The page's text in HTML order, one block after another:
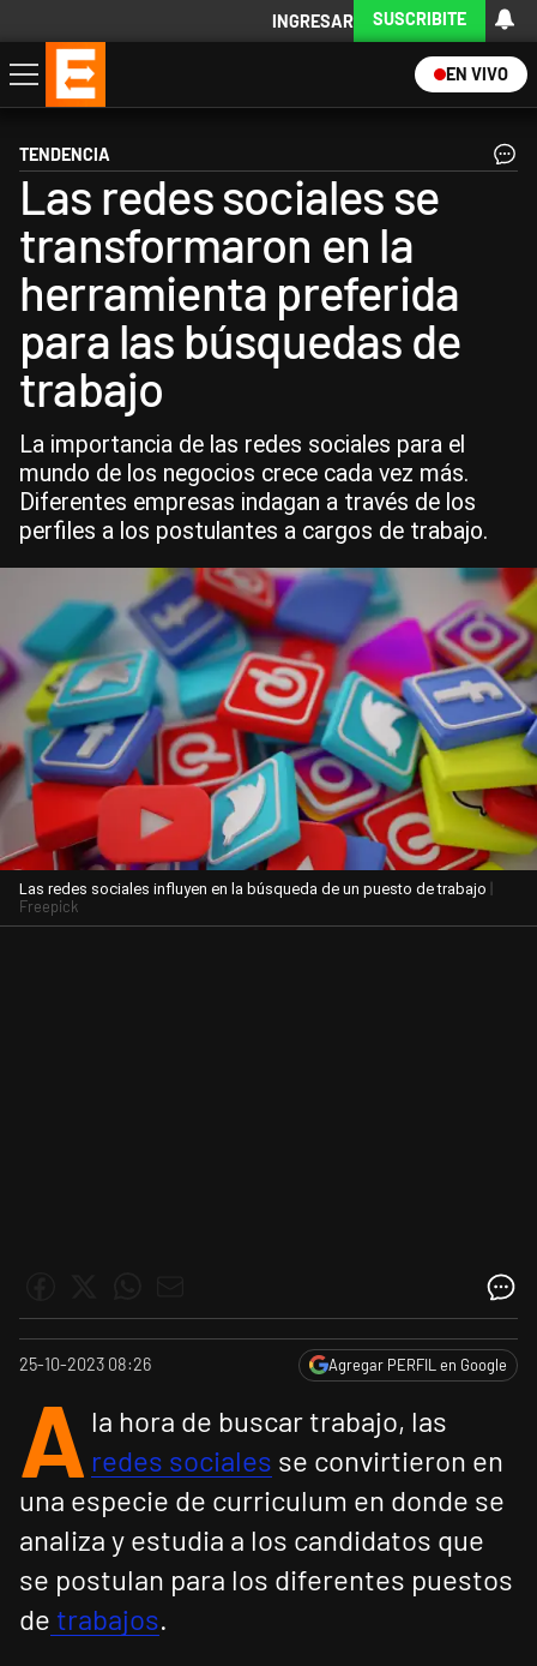
INGRESAR SUSCRIBITE
EN VIVO
Economía
Política
Internacional
Actualidad
Descargá la App
TENDENCIA
Las redes sociales se
transformaron en la
herramienta preferida
para las búsquedas de
trabajo
La importancia de las redes sociales para el
mundo de los negocios crece cada vez más.
Diferentes empresas indagan a través de los
perfiles a los postulantes a cargos de trabajo.
Las redes sociales influyen en la búsqueda de un puesto de trabajo |
Freepick
25-10-2023 08:26 Agregar PERFIL en Google
A la hora de buscar trabajo, las
redes sociales se convirtieron en
una especie de curriculum en donde se
analiza y estudia a los candidatos que
se postulan para los diferentes puestos
de trabajos.